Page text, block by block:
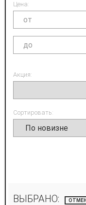
Цена:
Акция:
Сортировать:
ВЫБРАНО: